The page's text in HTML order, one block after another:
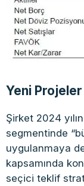
Yeni Projeler
Şirket 2024
segmentinde
uygulanmaya
kapsamında
seçici teklif